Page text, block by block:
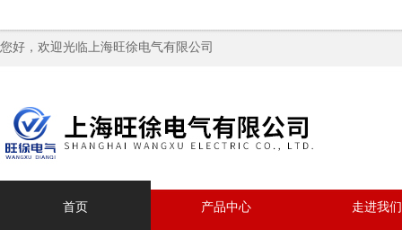
您好，欢迎光临上海旺徐电气有限公司
首页 产品中心 走进我们